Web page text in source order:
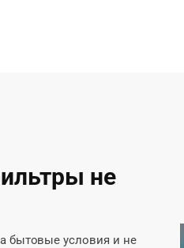
не
бытовые условия и не